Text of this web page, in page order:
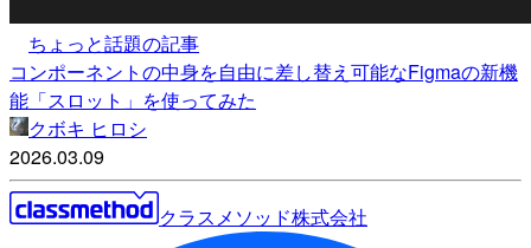
ちょっと話題の記事
コンポーネントの中身を自由に差し替え可能なFigmaの新機
能「スロット」を使ってみた
クボキ ヒロシ
2026.03.09
クラスメソッド株式会社